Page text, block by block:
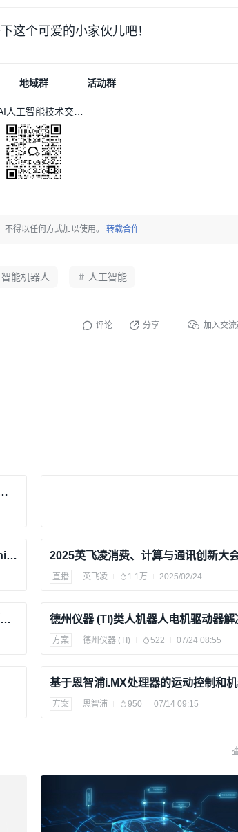
这个可爱的小家伙儿吧！
地域群 活动群
得以任何方式加以使用。 转载合作
智能机器人 人工智能
评论 分享 加入交
静电问题及电路设计防范措施
轻松部署-MemryX AI 加速卡结合 Rockchip RK3588 多路物体检测解决方案
直播 英飞凌 1.1万 2025/02/24
2025英飞凌消费、计算与通讯创新大会（深圳站） 德州仪器 (TI)类人机器人电机驱动器解
方案 德州仪器 (TI) 522 07/24 08:55
方案 恩智浦 950 07/14 09:15